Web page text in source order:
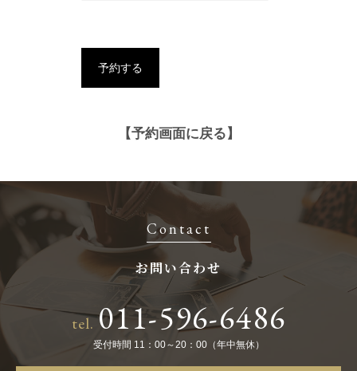
【予約画面に戻る】
Contact
お問い合わせ
tel.011-596-6486
受付時間 11：00～20：00（年中無休）